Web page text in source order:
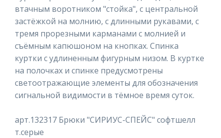
втачным воротником "стойка", с центральной
застёжкой на молнию, с длинными рукавами, с
тремя прорезными карманами с молнией и
съёмным капюшоном на кнопках. Спинка
куртки с удлиненным фигурным низом. В куртке
на полочках и спинке предусмотрены
светоотражающие элементы для обозначения
сигнальной видимости в тёмное время суток.
арт.132317 Брюки "СИРИУС-СПЕЙС" софтшелл
т.серые